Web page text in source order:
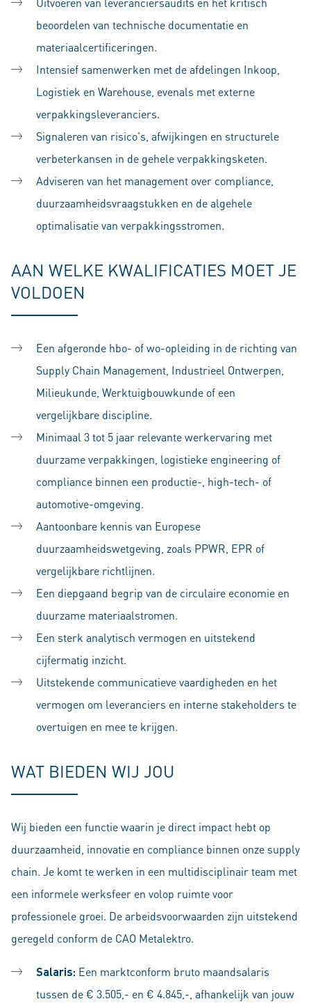
beoordelen van technische documentatie en
materiaalcertificeringen.
Intensief samenwerken met de afdelingen Inkoop,
Logistiek en Warehouse, evenals met externe
verpakkingsleveranciers.
Signaleren van risico's, afwijkingen en structurele
verbeterkansen in de gehele verpakkingsketen.
Adviseren van het management over compliance,
duurzaamheidsvraagstukken en de algehele
optimalisatie van verpakkingsstromen.
AAN WELKE KWALIFICATIES MOET JE
VOLDOEN
Een afgeronde hbo- of wo-opleiding in de richting van
Supply Chain Management, Industrieel Ontwerpen,
Milieukunde, Werktuigbouwkunde of een
vergelijkbare discipline.
Minimaal 3 tot 5 jaar relevante werkervaring met
duurzame verpakkingen, logistieke engineering of
compliance binnen een productie-, high-tech- of
automotive-omgeving.
Aantoonbare kennis van Europese
duurzaamheidswetgeving, zoals PPWR, EPR of
vergelijkbare richtlijnen.
Een diepgaand begrip van de circulaire economie en
duurzame materiaalstromen.
Een sterk analytisch vermogen en uitstekend
cijfermatig inzicht.
Uitstekende communicatieve vaardigheden en het
vermogen om leveranciers en interne stakeholders te
overtuigen en mee te krijgen.
WAT BIEDEN WIJ JOU
Wij bieden een functie waarin je direct impact hebt op
duurzaamheid, innovatie en compliance binnen onze supply
chain. Je komt te werken in een multidisciplinair team met
een informele werksfeer en volop ruimte voor
professionele groei. De arbeidsvoorwaarden zijn uitstekend
geregeld conform de CAO Metalektro.
Salaris: Een marktconform bruto maandsalaris
tussen de € 3.505,- en € 4.845,-, afhankelijk van jouw